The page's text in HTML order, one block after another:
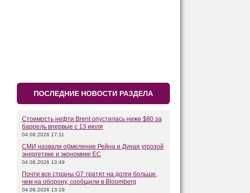
ПОСЛЕДНИЕ НОВОСТИ РАЗДЕЛА
Стоимость нефти Brent опустилась ниже $80 за
баррель впервые с 13 июля
04.08.2026 17:11
СМИ назвали обмеление Рейна и Дуная угрозой
энергетике и экономике ЕС
04.08.2026 13:49
Почти все страны G7 тратят на долги больше,
чем на оборону, сообщили в Bloomberg
04.08.2026 13:19